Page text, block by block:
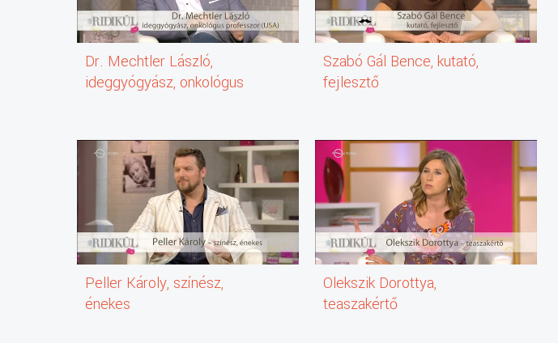
Dr. Mechtler László,
ideggyógyász, onkológus
Peller Károly, színész,
énekes
Szabó Gál Bence, kutató,
fejlesztő
Olekszik Dorottya,
teaszakértő